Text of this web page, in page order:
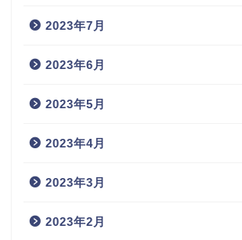
2023年7月
2023年6月
2023年5月
2023年4月
2023年3月
2023年2月